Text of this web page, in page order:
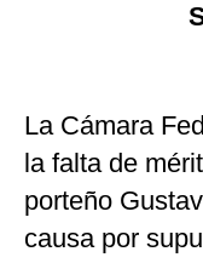
La Cámara
la falta de
porteño
causa por